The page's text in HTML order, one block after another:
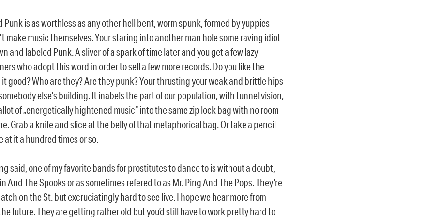
Punk is as worthless as any other hell bent, worm spunk, formed by yuppies
make music themselves. Your staring into another man hole some raving idiot
and labeled Punk. A sliver of a spark of time later and you get a few lazy
who adopt this word in order to sell a few more records. Do you like the
it good? Who are they? Are they punk? Your thrusting your weak and brittle hips
else’s building. It inabels the part of our population, with tunnel vision,
of „energetically hightened music“ into the same zip lock bag with no room
Grab a knife and slice at the belly of that metaphorical bag. Or take a pencil
at it a hundred times or so.
said, one of my favorite bands for prostitutes to dance to is without a doubt,
And The Spooks or as sometimes refered to as Mr. Ping And The Pops. They’re
on the St. but excruciatingly hard to see live. I hope we hear more from
future. They are getting rather old but you’d still have to work pretty hard to